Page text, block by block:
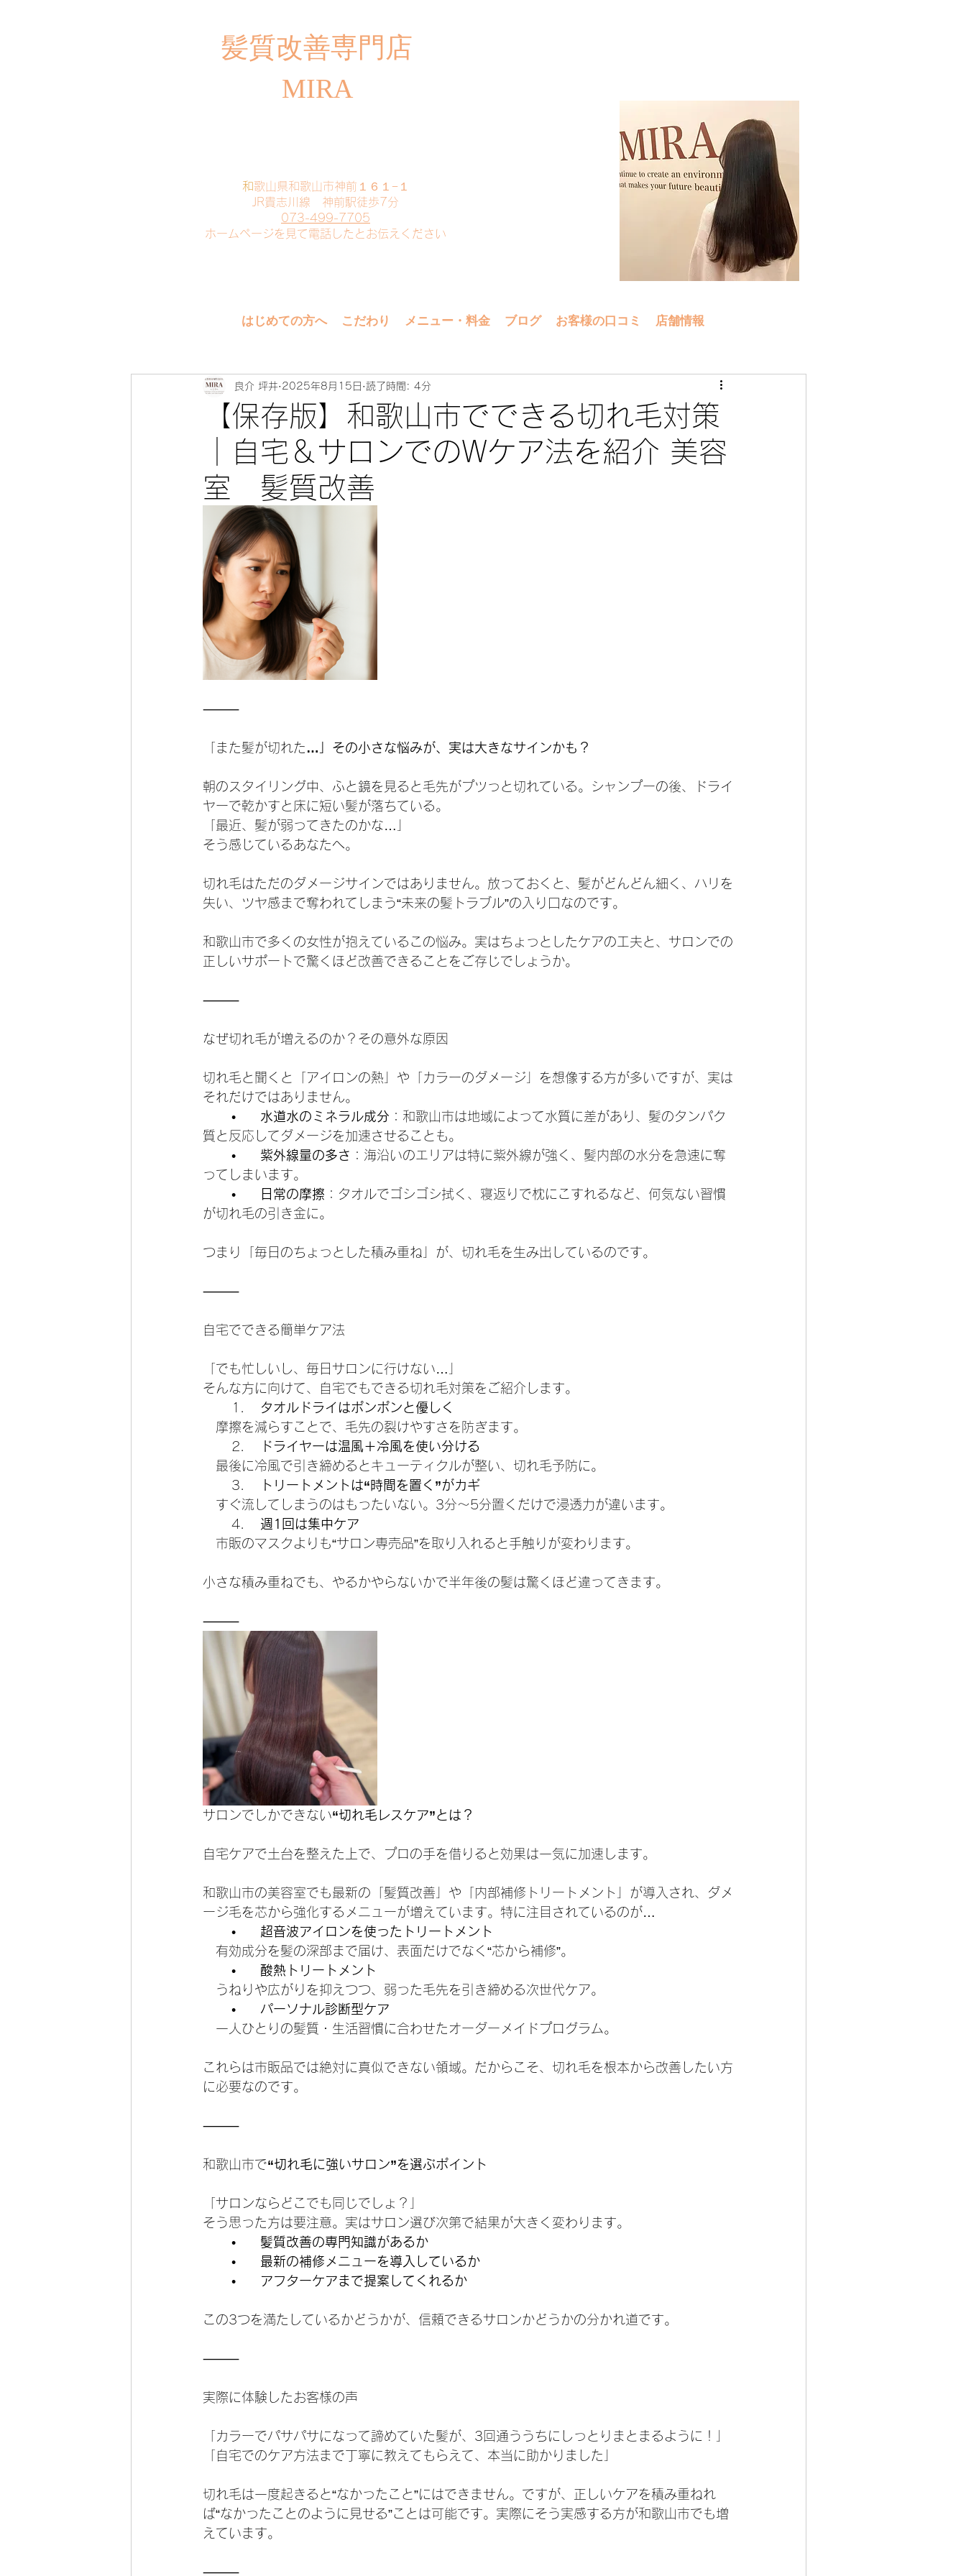
​髪質改善専門店
MIRA
​和歌山県和歌山市神前１６１−１
JR貴志川線 神前駅徒歩7分
073-499-7705
​ホームページを見て電話したとお伝えください
はじめての方へ こだわり メニュー・料金 ブログ お客様の口コミ 店舗情報
【保存版】和歌山市でできる切れ毛対策
｜自宅＆サロンでのWケア法を紹介 美容
室 髪質改善
良介 坪井 2025年8月15日 読了時間: 4分
⸻
「また髪が切れた …」その小さな悩みが、実は大きなサインかも？
朝のスタイリング中、ふと鏡を見ると毛先がプツっと切れている。シャンプーの後、ドライ
ヤーで乾かすと床に短い髪が落ちている。
「最近、髪が弱ってきたのかな…」
そう感じているあなたへ。
切れ毛はただのダメージサインではありません。放っておくと、髪がどんどん細く、ハリを
失い、ツヤ感まで奪われてしまう“未来の髪トラブル”の入り口なのです。
和歌山市で多くの女性が抱えているこの悩み。実はちょっとしたケアの工夫と、サロンでの
正しいサポートで驚くほど改善できることをご存じでしょうか。
⸻
なぜ切れ毛が増えるのか？その意外な原因
切れ毛と聞くと「アイロンの熱」や「カラーのダメージ」を想像する方が多いですが、実は
それだけではありません。
水道水のミネラル成分 ：和歌山市は地域によって水質に差があり、髪のタンパク
質と反応してダメージを加速させることも。
紫外線量の多さ ：海沿いのエリアは特に紫外線が強く、髪内部の水分を急速に奪
ってしまいます。
日常の摩擦 ：タオルでゴシゴシ拭く、寝返りで枕にこすれるなど、何気ない習慣
が切れ毛の引き金に。
つまり「毎日のちょっとした積み重ね」が、切れ毛を生み出しているのです。
⸻
自宅でできる簡単ケア法
「でも忙しいし、毎日サロンに行けない…」
そんな方に向けて、自宅でもできる切れ毛対策をご紹介します。
タオルドライはポンポンと優しく
摩擦を減らすことで、毛先の裂けやすさを防ぎます。
ドライヤーは温風＋冷風を使い分ける
最後に冷風で引き締めるとキューティクルが整い、切れ毛予防に。
トリートメントは“時間を置く”がカギ
すぐ流してしまうのはもったいない。3分〜5分置くだけで浸透力が違います。
週1回は集中ケア
市販のマスクよりも“サロン専売品”を取り入れると手触りが変わります。
小さな積み重ねでも、やるかやらないかで半年後の髪は驚くほど違ってきます。
⸻
サロンでしかできない“切れ毛レスケア”とは？
自宅ケアで土台を整えた上で、プロの手を借りると効果は一気に加速します。
和歌山市の美容室でも最新の「髪質改善」や「内部補修トリートメント」が導入され、ダメ
ージ毛を芯から強化するメニューが増えています。特に注目されているのが…
超音波アイロンを使ったトリートメント
有効成分を髪の深部まで届け、表面だけでなく“芯から補修”。
酸熱トリートメント
うねりや広がりを抑えつつ、弱った毛先を引き締める次世代ケア。
パーソナル診断型ケア
一人ひとりの髪質・生活習慣に合わせたオーダーメイドプログラム。
これらは市販品では絶対に真似できない領域。だからこそ、切れ毛を根本から改善したい方
に必要なのです。
⸻
和歌山市で“切れ毛に強いサロン”を選ぶポイント
「サロンならどこでも同じでしょ？」
そう思った方は要注意。実はサロン選び次第で結果が大きく変わります。
髪質改善の専門知識があるか
最新の補修メニューを導入しているか
アフターケアまで提案してくれるか
この3つを満たしているかどうかが、信頼できるサロンかどうかの分かれ道です。
⸻
実際に体験したお客様の声
「カラーでパサパサになって諦めていた髪が、3回通ううちにしっとりまとまるように！」
「自宅でのケア方法まで丁寧に教えてもらえて、本当に助かりました」
切れ毛は一度起きると“なかったこと”にはできません。ですが、正しいケアを積み重ねれ
ば“なかったことのように見せる”ことは可能です。実際にそう実感する方が和歌山市でも増
えています。
⸻